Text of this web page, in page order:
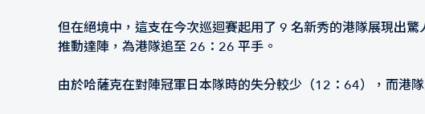
但在絕境中，這支在今次巡迴賽起用了 9 名新秀的港隊展現出
推動達陣，為港隊追至 26：26 平手。
由於哈薩克在對陣冠軍日本隊時的失分較少（12：64），而港